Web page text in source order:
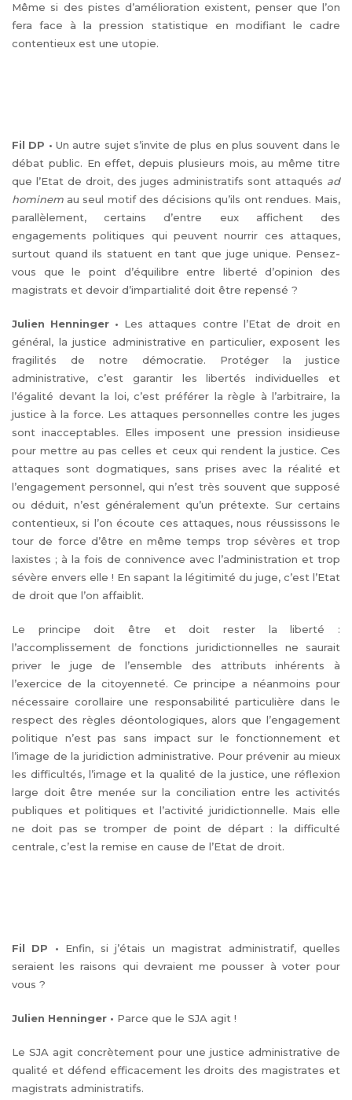
Même si des pistes d’amélioration existent, penser que l’on
fera face à la pression statistique en modifiant le cadre
contentieux est une utopie.
Fil DP • Un autre sujet s’invite de plus en plus souvent dans le
débat public. En effet, depuis plusieurs mois, au même titre
que l’Etat de droit, des juges administratifs sont attaqués ad
hominem au seul motif des décisions qu’ils ont rendues. Mais,
parallèlement, certains d’entre eux affichent des
engagements politiques qui peuvent nourrir ces attaques,
surtout quand ils statuent en tant que juge unique. Pensez-
vous que le point d’équilibre entre liberté d’opinion des
magistrats et devoir d’impartialité doit être repensé ?
Julien Henninger • Les attaques contre l’Etat de droit en
général, la justice administrative en particulier, exposent les
fragilités de notre démocratie. Protéger la justice
administrative, c’est garantir les libertés individuelles et
l’égalité devant la loi, c’est préférer la règle à l’arbitraire, la
justice à la force. Les attaques personnelles contre les juges
sont inacceptables. Elles imposent une pression insidieuse
pour mettre au pas celles et ceux qui rendent la justice. Ces
attaques sont dogmatiques, sans prises avec la réalité et
l’engagement personnel, qui n’est très souvent que supposé
ou déduit, n’est généralement qu’un prétexte. Sur certains
contentieux, si l’on écoute ces attaques, nous réussissons le
tour de force d’être en même temps trop sévères et trop
laxistes ; à la fois de connivence avec l’administration et trop
sévère envers elle ! En sapant la légitimité du juge, c’est l’Etat
de droit que l’on affaiblit.
Le principe doit être et doit rester la liberté :
l’accomplissement de fonctions juridictionnelles ne saurait
priver le juge de l’ensemble des attributs inhérents à
l’exercice de la citoyenneté. Ce principe a néanmoins pour
nécessaire corollaire une responsabilité particulière dans le
respect des règles déontologiques, alors que l’engagement
politique n’est pas sans impact sur le fonctionnement et
l’image de la juridiction administrative. Pour prévenir au mieux
les difficultés, l’image et la qualité de la justice, une réflexion
large doit être menée sur la conciliation entre les activités
publiques et politiques et l’activité juridictionnelle. Mais elle
ne doit pas se tromper de point de départ : la difficulté
centrale, c’est la remise en cause de l’Etat de droit.
Fil DP • Enfin, si j’étais un magistrat administratif, quelles
seraient les raisons qui devraient me pousser à voter pour
vous ?
Julien Henninger • Parce que le SJA agit !
Le SJA agit concrètement pour une justice administrative de
qualité et défend efficacement les droits des magistrates et
magistrats administratifs.